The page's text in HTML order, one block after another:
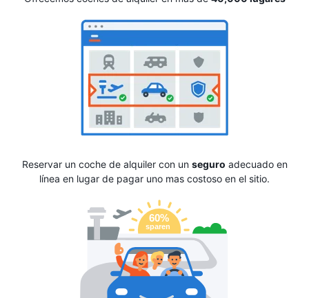
Reservar un coche de alquiler con un seguro adecuado en
línea en lugar de pagar uno mas costoso en el sitio.